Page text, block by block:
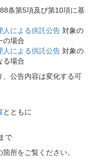
条第5項及び第10項に基
人による供託公告 対象の
の場合
人による供託公告 対象の
る場合
公告内容は変化する可
とともに
で
所をご覧ください。